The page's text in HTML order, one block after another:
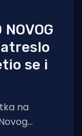
se i
na